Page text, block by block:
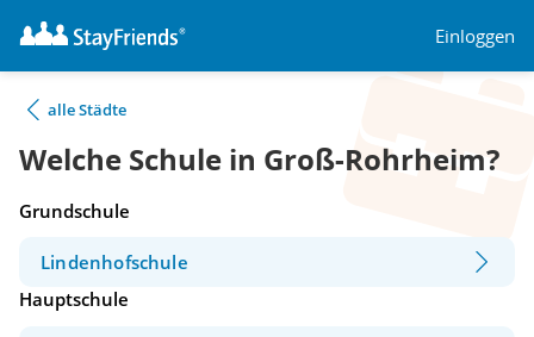
Einloggen
alle Städte
Welche Schule in Groß-Rohrheim?
Grundschule
Lindenhofschule
Hauptschule